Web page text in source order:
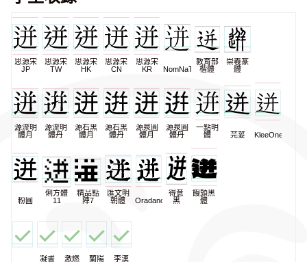
思源宋
JP
思源宋
TW
思源宋
HK
思源宋
CN
思源宋
KR
NomNaTong
教育部
楷體
崇羲篆
體
源流明
體月
源流明
體丹
源石黑
體月
源石黑
體丹
源泉圓
體月
源泉圓
體丹
一點明
體
芫荽 KleeOne
粉圓
俐方體
11
精品點
陣7
匯文明
朝體
Oradano
得意
黑
饅頭黑
體
凝書 激燃 蘭陽 李漢